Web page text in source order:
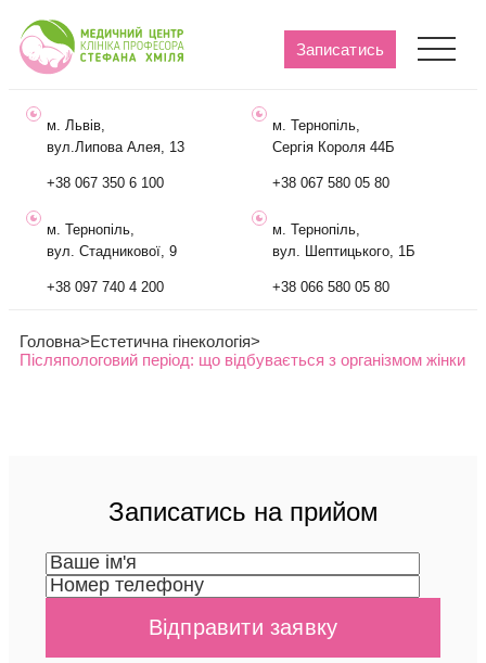
м. Львів,
вул.Липова Алея, 13
+38 067 350 6 100
м. Тернопіль,
Сергія Короля 44Б
+38 067 580 05 80
м. Тернопіль,
вул. Стадникової, 9
+38 097 740 4 200
м. Тернопіль,
вул. Шептицького, 1Б
+38 066 580 05 80
Записатись
Головна>Естетична гінекологія>
Післяпологовий період: що відбувається з організмом жінки
Записатись на прийом